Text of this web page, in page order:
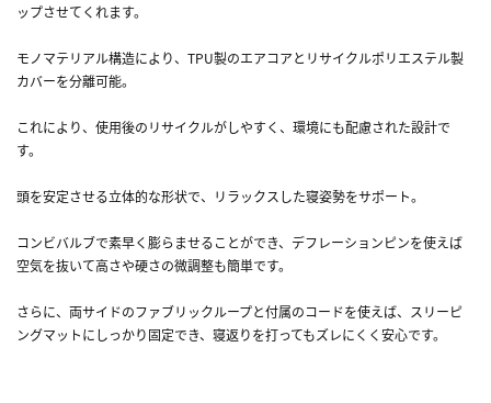
ップさせてくれます。
モノマテリアル構造により、TPU製のエアコアとリサイクルポリエステル製
カバーを分離可能。
これにより、使用後のリサイクルがしやすく、環境にも配慮された設計で
す。
頭を安定させる立体的な形状で、リラックスした寝姿勢をサポート。
コンビバルブで素早く膨らませることができ、デフレーションピンを使えば
空気を抜いて高さや硬さの微調整も簡単です。
さらに、両サイドのファブリックループと付属のコードを使えば、スリーピ
ングマットにしっかり固定でき、寝返りを打ってもズレにくく安心です。